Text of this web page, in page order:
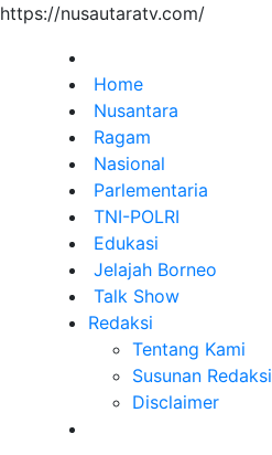
https://nusautaratv.com/
Home
Nusantara
Ragam
Nasional
Parlementaria
TNI-POLRI
Edukasi
Jelajah Borneo
Talk Show
Redaksi
Tentang Kami
Susunan Redaksi
Disclaimer